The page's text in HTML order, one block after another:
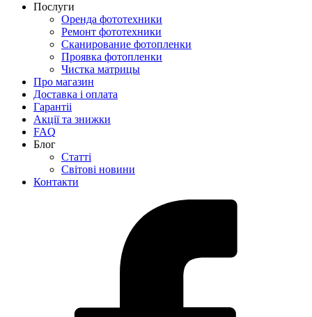
Послуги
Оренда фототехники
Ремонт фототехники
Сканирование фотопленки
Проявка фотопленки
Чистка матрицы
Про магазин
Доставка і оплата
Гарантіі
Акції та знижки
FAQ
Блог
Статті
Світові новини
Контакти